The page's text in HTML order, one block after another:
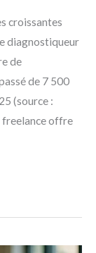
croissantes
diagnostiqueur
de
de 7 500
(source :
freelance offre